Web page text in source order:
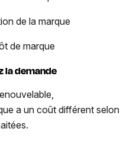
de la marque
de marque
la demande
a un coût différent selon